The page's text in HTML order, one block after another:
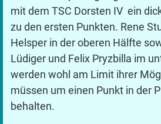
mit dem TSC Dorsten IV ein
zu den ersten Punkten. Rene
Helsper in der oberen Hälfte
Lüdiger und Felix Pryzbilla im
werden wohl am Limit ihrer
müssen um einen Punkt in der
behalten.